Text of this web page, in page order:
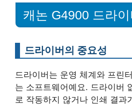
캐논 G4900 드라
드라이버의 중요성
드라이버는 운영 체계와 프린
는 소프트웨어예요. 드라이버
로 작동하지 않거나 인쇄 결과